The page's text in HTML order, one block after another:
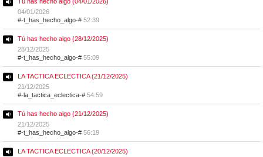
04/01/2026
#-t_has_hecho_algo-# 52:39
Tú has hecho algo (28/12/2025)
28/12/2025
#-t_has_hecho_algo-# 55:09
LA TACTICA ECLECTICA (21/12/2025)
21/12/2025
#-la_tactica_eclectica-# 54:59
Tú has hecho algo (21/12/2025)
21/12/2025
#-t_has_hecho_algo-# 56:19
LA TACTICA ECLECTICA (20/12/2025)